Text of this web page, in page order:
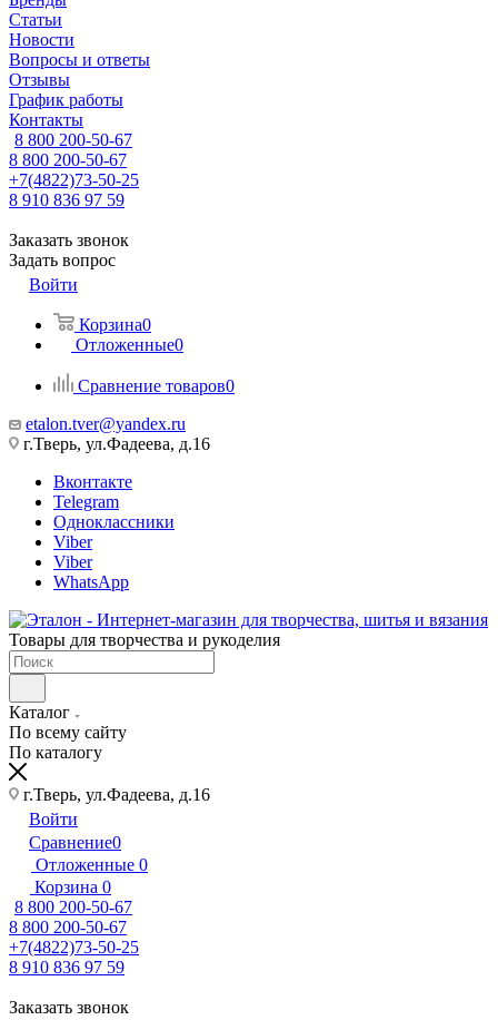
Статьи
Новости
Вопросы и ответы
Отзывы
График работы
Контакты
8 800 200-50-67
8 800 200-50-67
+7(4822)73-50-25
8 910 836 97 59
Заказать звонок
Задать вопрос
Войти
Корзина0
Отложенные0
Сравнение товаров0
etalon.tver@yandex.ru
г.Тверь, ул.Фадеева, д.16
Вконтакте
Telegram
Одноклассники
Viber
Viber
WhatsApp
Товары для творчества и рукоделия
Каталог
По всему сайту
По каталогу
г.Тверь, ул.Фадеева, д.16
Войти
Сравнение0
Отложенные 0
Корзина 0
8 800 200-50-67
8 800 200-50-67
+7(4822)73-50-25
8 910 836 97 59
Заказать звонок